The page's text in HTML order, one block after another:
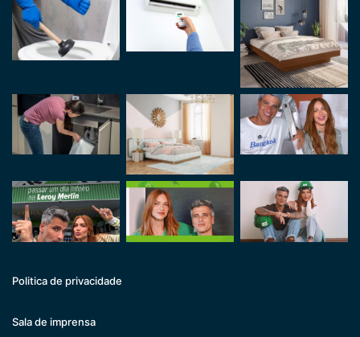
Politica de privacidade
Sala de imprensa